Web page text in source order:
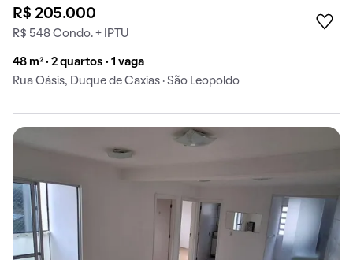
R$ 205.000
R$ 548 Condo. + IPTU
48 m² · 2 quartos · 1 vaga
Rua Oásis, Duque de Caxias · São Leopoldo